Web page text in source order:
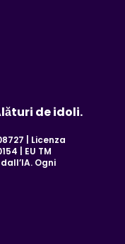
de idoli.
| Licenza
| EU TM
Ogni